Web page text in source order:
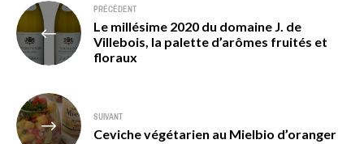
Navigation
de
l’article
PRÉCÉDENT
Le millésime 2020 du domaine J. de
Villebois, la palette d’arômes fruités et
floraux
SUIVANT
Ceviche végétarien au Mielbio d’oranger